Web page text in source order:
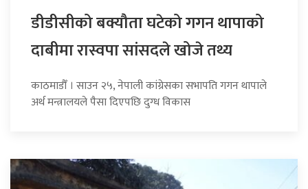
डीडीसीको बक्यौता घटेको गगन थापाको
दाबीमा रास्वपा सांसदले खोजे तथ्य
काठमाडौँ । साउन २५, नेपाली कांग्रेसका सभापति गगन थापाले
अर्थ मन्त्रालयले पैसा दिएपछि दुग्ध विकास